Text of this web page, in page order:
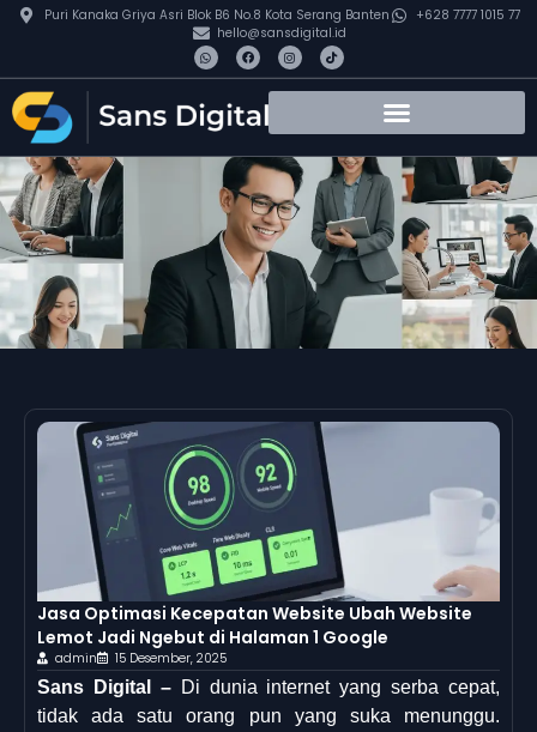
Puri Kanaka Griya Asri Blok B6 No.8 Kota Serang Banten
+628 7777 1015 77
hello@sansdigital.id
Jasa Optimasi Kecepatan Website Ubah Website
Lemot Jadi Ngebut di Halaman 1 Google
admin 15 Desember, 2025
Sans Digital – Di dunia internet yang serba cepat,
tidak ada satu orang pun yang suka menunggu.